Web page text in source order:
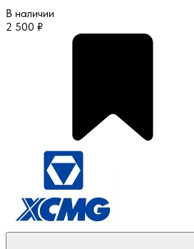
В наличии
2 500 ₽